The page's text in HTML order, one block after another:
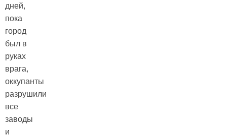
дней,
пока
город
был в
руках
врага,
оккупанты
разрушили
все
заводы
и